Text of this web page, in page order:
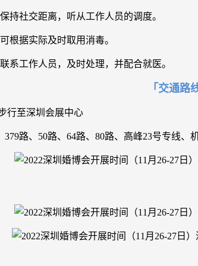
持社交距离，听从工作人员的调度。
根据实际及时取用消毒。
系工作人员，及时处理，并配合就医。
「交通路
行至深圳会展中心
路、50路、64路、80路、高峰23号专线、